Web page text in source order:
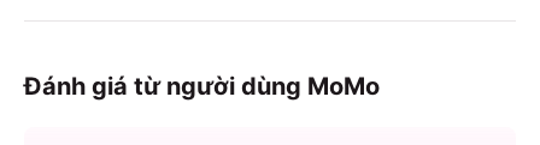
Đánh giá từ người dùng MoMo